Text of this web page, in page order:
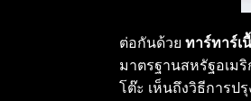
ต่อกันด้วย ทาร์ทาร์เ
มาตรฐานสหรัฐอเม
โต๊ะ เห็นถึงวิธีการป